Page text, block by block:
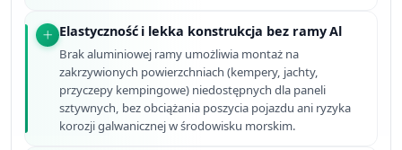
Elastyczność i lekka konstrukcja bez ramy Al
Brak aluminiowej ramy umożliwia montaż na
zakrzywionych powierzchniach (kempery, jachty,
przyczepy kempingowe) niedostępnych dla paneli
sztywnych, bez obciążania poszycia pojazdu ani ryzyka
korozji galwanicznej w środowisku morskim.